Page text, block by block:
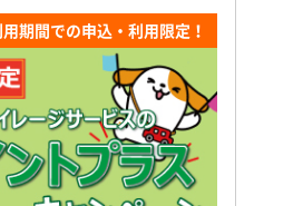
期間での申込・利用限定！